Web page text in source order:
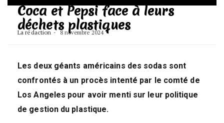
Coca et Pepsi face à leurs
déchets plastiques
La rédaction 8 novembre 2024
Les deux géants américains des sodas sont
confrontés à un procès intenté par le comté de
Los Angeles pour avoir menti sur leur politique
de gestion du plastique.